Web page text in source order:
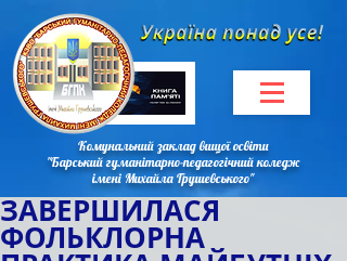
Комунальний заклад вищої освіти
"Барський гуманітарно-педагогічний коледж
імені Михайла Грушевського"
ЗАВЕРШИЛАСЯ
ФОЛЬКЛОРНА